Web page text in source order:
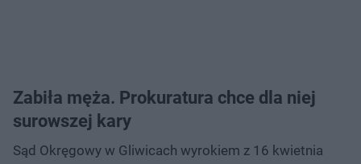
Zabiła męża. Prokuratura chce dla niej
surowszej kary
Sąd Okręgowy w Gliwicach wyrokiem z 16 kwietnia